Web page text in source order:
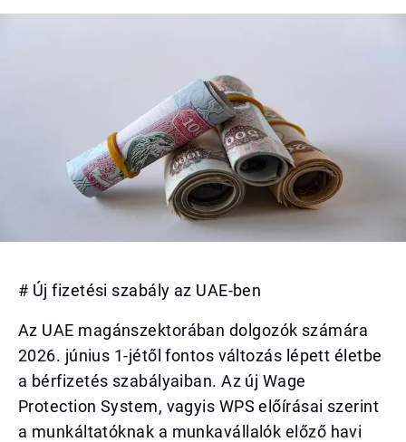
# Új fizetési szabály az UAE-ben
Az UAE magánszektorában dolgozók számára
2026. június 1-jétől fontos változás lépett életbe
a bérfizetés szabályaiban. Az új Wage
Protection System, vagyis WPS előírásai szerint
a munkáltatóknak a munkavállalók előző havi